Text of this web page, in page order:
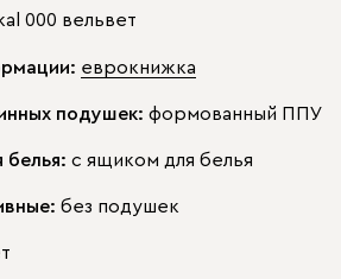
000 вельвет
еврокнижка
подушек: формованный ППУ
белья: с ящиком для белья
без подушек